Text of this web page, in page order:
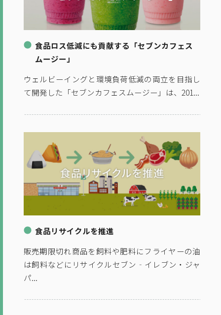
食品ロス低減にも貢献する「セブンカフェス
ムージー」
ウェルビーイングと環境負荷低減の両立を目指し
て開発した「セブンカフェスムージー」は、201...
食品リサイクルを推進
販売期限切れ商品を飼料や肥料にフライヤーの油
は飼料などにリサイクルセブン‐イレブン・ジャ
パ...